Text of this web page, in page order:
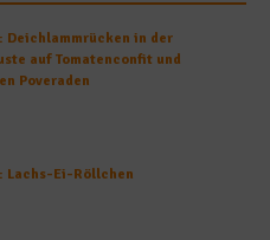
Deichlammrücken in der
auf Tomatenconfit und
Poveraden
Lachs-Ei-Röllchen